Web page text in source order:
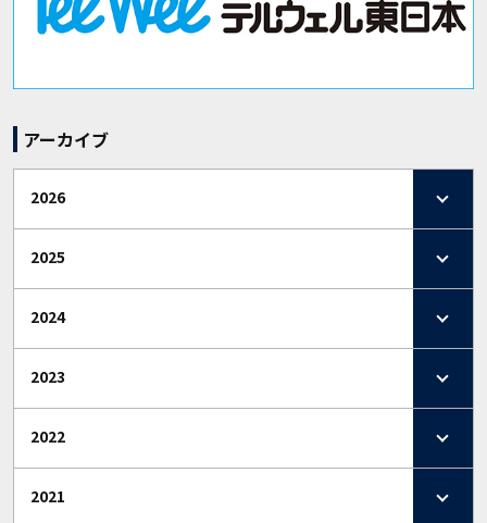
アーカイブ
2026
2025
2024
2023
2022
2021